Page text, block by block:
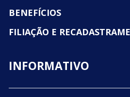
BENEFÍCIOS
FILIAÇÃO E
INFORMATIVO